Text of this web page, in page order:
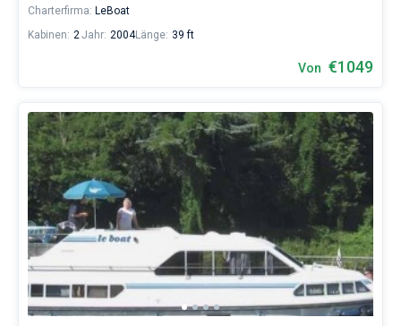
Charterfirma: LeBoat
Kabinen: 2Jahr: 2004Länge: 39 ft
Von €1049